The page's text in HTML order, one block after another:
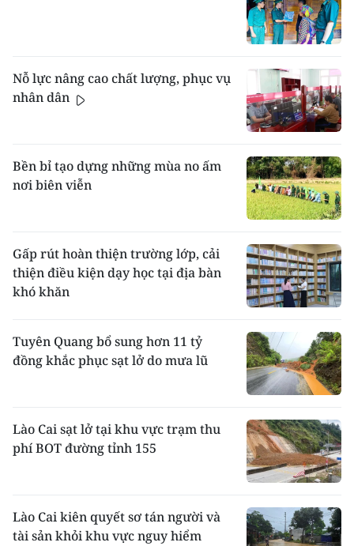
Nỗ lực nâng cao chất lượng, phục vụ
nhân dân
Bền bỉ tạo dựng những mùa no ấm
nơi biên viễn
Gấp rút hoàn thiện trường lớp, cải
thiện điều kiện dạy học tại địa bàn
khó khăn
Tuyên Quang bổ sung hơn 11 tỷ
đồng khắc phục sạt lở do mưa lũ
Lào Cai sạt lở tại khu vực trạm thu
phí BOT đường tỉnh 155
Lào Cai kiên quyết sơ tán người và
tài sản khỏi khu vực nguy hiểm